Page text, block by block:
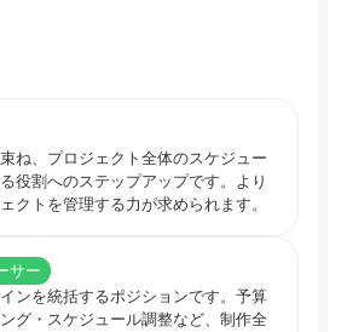
ね、プロジェクト全体のスケジュー
役割へのステップアップです。より
クトを管理する力が求められます。
サー
ンを統括するポジションです。予算
グ・スケジュール調整など、制作全